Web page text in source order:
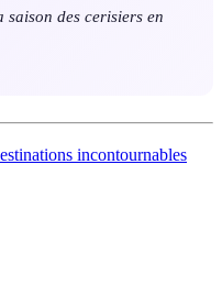
des cerisiers en
incontournables